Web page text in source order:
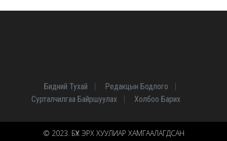
Бидний Тухай
Редакцын Бодлого
Сурталчилгаа Байршуулах
Холбоо Барих
© 2023. БҮХ ЭРХ ХУУЛИАР ХАМГААЛАГДСАН